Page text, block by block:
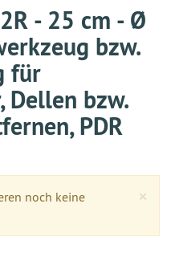
- 25 cm - Ø
bzw.
für
Dellen bzw.
PDR
×
noch keine